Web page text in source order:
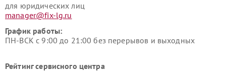
для юридических лиц
manager@fix-lg.ru
График работы:
ПН-ВСК с 9:00 до 21:00 без перерывов и выходных
Рейтинг сервисного центра